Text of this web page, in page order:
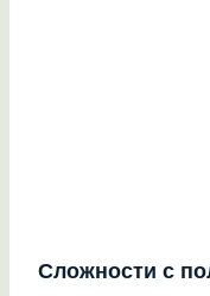
Сложности с